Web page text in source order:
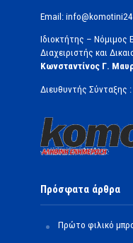
Email:
Ιδιοκτήτης –
Διαχειριστής και
Κωνσταντίνος Γ.
Διευθυντής Σύνταξης :
Πρόσφατα άρθρα
Πρώτο φιλικό